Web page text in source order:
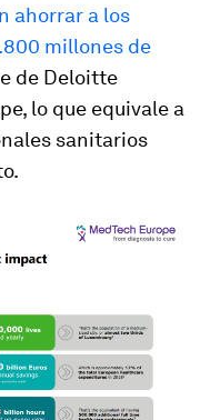
ahorrar a los
millones de
de Deloitte
lo que equivale a
sanitarios